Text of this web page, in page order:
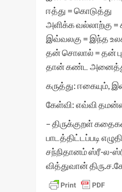
ஈத்து = கொடுத்து
அளிக்க வல்லாற்கு
இவ்வலகு = இந்த
தன் சொலால் = தன்
தான் கண்ட அனைத்து
கருத்து:
கேள்வி: எவ்வி
– திருக்குறள்
பாடத்திட்டப்படி
சந்நிதானம் ஸ்ரீ-ல-ஸ்ரீ
வித்துவான்